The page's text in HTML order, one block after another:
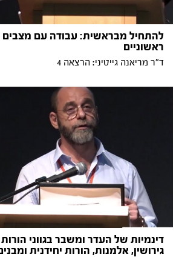
להתחיל מבראשית: עבודה עם מצבים
ראשוניים
ד"ר מריאנה גייטיני: הרצאה 4
דינמיות של העדר ומשבר בגווני
גירושין, אלמנות, הורות יחידנית